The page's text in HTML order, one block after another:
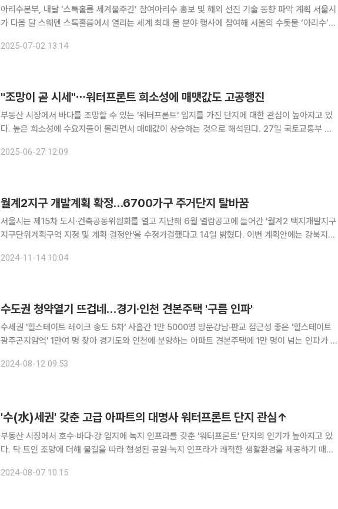
아리수본부, 내달 ‘스톡홀름 세계물주간’ 참여아리수 홍보 및 해외 선진 기술 동향 파악 계획 서울시
가 다음 달 스웨덴 스톡홀름에서 열리는 세계 최대 물 분야 행사에 참여해 서울의 수돗물 ‘아리수’의
터프론트 콩그레스 센터에서 열리는 ‘2025 세계물주간(
2025-07-02 13:14
"조망이 곧 시세"⋯워터프론트 희소성에 매맷값도 고공행진
부동산 시장에서 바다를 조망할 수 있는 '워터프론트' 입지를 가진 단지에 대한 관심이 높아지고 있
다. 높은 희소성에 수요자들이 몰리면서 매매값이 상승하는 것으로 해석된다. 27일 국토교통부 부
이 바다와 맞닿은 워터프론트 입지에 위치한 것으로 집
2025-06-27 12:09
월계2지구 개발계획 확정…6700가구 주거단지 탈바꿈
서울시는 제15차 도시·건축공동위원회를 열고 지난해 6월 열람공고에 들어간 '월계2 택지개발지구
지구단위계획구역 지정 및 계획 결정안'을 수정가결했다고 14일 밝혔다. 이번 계획안에는 강북지역
2024-11-14 10:04
수도권 청약열기 뜨겁네…경기·인천 견본주택 '구름 인파'
수세권 '힐스테이트 레이크 송도 5차' 사흘간 1만 5000명 방문강남·판교 접근성 좋은 '힐스테이트
광주곤지암역' 1만여 명 찾아 경기도와 인천에 분양하는 아파트 견본주택에 1만 명이 넘는 인파가 몰
면 현대건설이 9일 인천 연수구 송도동에 문을 연 '힐스
2024-08-12 09:53
'수(水)세권' 갖춘 고급 아파트의 대명사 워터프론트 단지 관심↑
부동산 시장에서 호수·바다·강 입지에 녹지 인프라를 갖춘 '워터프론트' 단지의 인기가 높아지고 있
다. 탁 트인 조망에 더해 물길을 따라 형성된 공원‧녹지 인프라가 쾌적한 생활환경을 제공하기 때문
발표한 '부동산 트렌드 2024'에 따르면, '주거 및 자연환
2024-08-07 10:15